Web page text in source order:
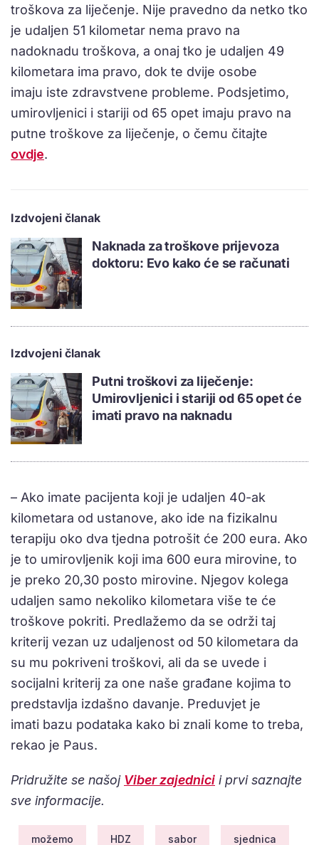
troškova za liječenje. Nije pravedno da netko tko
je udaljen 51 kilometar nema pravo na
nadoknadu troškova, a onaj tko je udaljen 49
kilometara ima pravo, dok te dvije osobe
imaju iste zdravstvene probleme. Podsjetimo,
umirovljenici i stariji od 65 opet imaju pravo na
putne troškove za liječenje, o čemu čitajte
ovdje.
Izdvojeni članak
Naknada za troškove prijevoza
doktoru: Evo kako će se računati
Izdvojeni članak
Putni troškovi za liječenje:
Umirovljenici i stariji od 65 opet će
imati pravo na naknadu
– Ako imate pacijenta koji je udaljen 40-ak
kilometara od ustanove, ako ide na fizikalnu
terapiju oko dva tjedna potrošit će 200 eura. Ako
je to umirovljenik koji ima 600 eura mirovine, to
je preko 20,30 posto mirovine. Njegov kolega
udaljen samo nekoliko kilometara više te će
troškove pokriti. Predlažemo da se održi taj
kriterij vezan uz udaljenost od 50 kilometara da
su mu pokriveni troškovi, ali da se uvede i
socijalni kriterij za one naše građane kojima to
predstavlja izdašno davanje. Preduvjet je
imati bazu podataka kako bi znali kome to treba,
rekao je Paus.
Pridružite se našoj Viber zajednici i prvi saznajte
sve informacije.
možemo HDZ sabor sjednica